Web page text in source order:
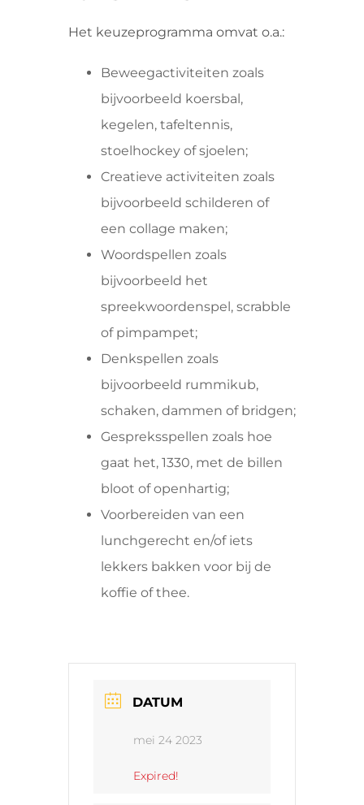
Het keuzeprogramma omvat o.a.:
Beweegactiviteiten zoals
bijvoorbeeld koersbal,
kegelen, tafeltennis,
stoelhockey of sjoelen;
Creatieve activiteiten zoals
bijvoorbeeld schilderen of
een collage maken;
Woordspellen zoals
bijvoorbeeld het
spreekwoordenspel, scrabble
of pimpampet;
Denkspellen zoals
bijvoorbeeld rummikub,
schaken, dammen of bridgen;
Gespreksspellen zoals hoe
gaat het, 1330, met de billen
bloot of openhartig;
Voorbereiden van een
lunchgerecht en/of iets
lekkers bakken voor bij de
koffie of thee.
DATUM
mei 24 2023
Expired!